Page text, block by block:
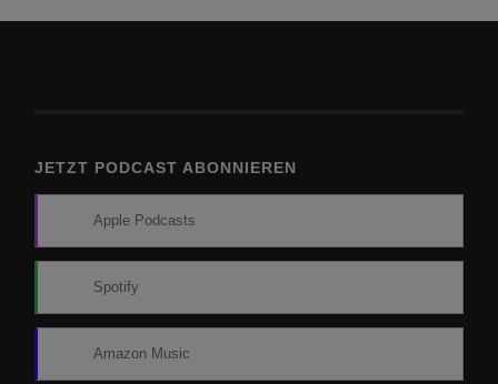
JETZT PODCAST ABONNIEREN
Apple Podcasts
Spotify
Amazon Music